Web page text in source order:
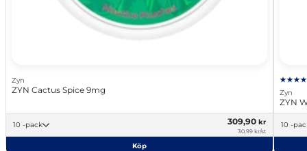
Zyn
ZYN Cactus Spice 9mg
10 -pack 309,90 kr
30,99 kr/st
Köp
Zyn
ZYN
10 -